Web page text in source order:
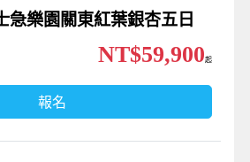
急樂園關東紅葉銀杏五日
NT$59,900起
報名